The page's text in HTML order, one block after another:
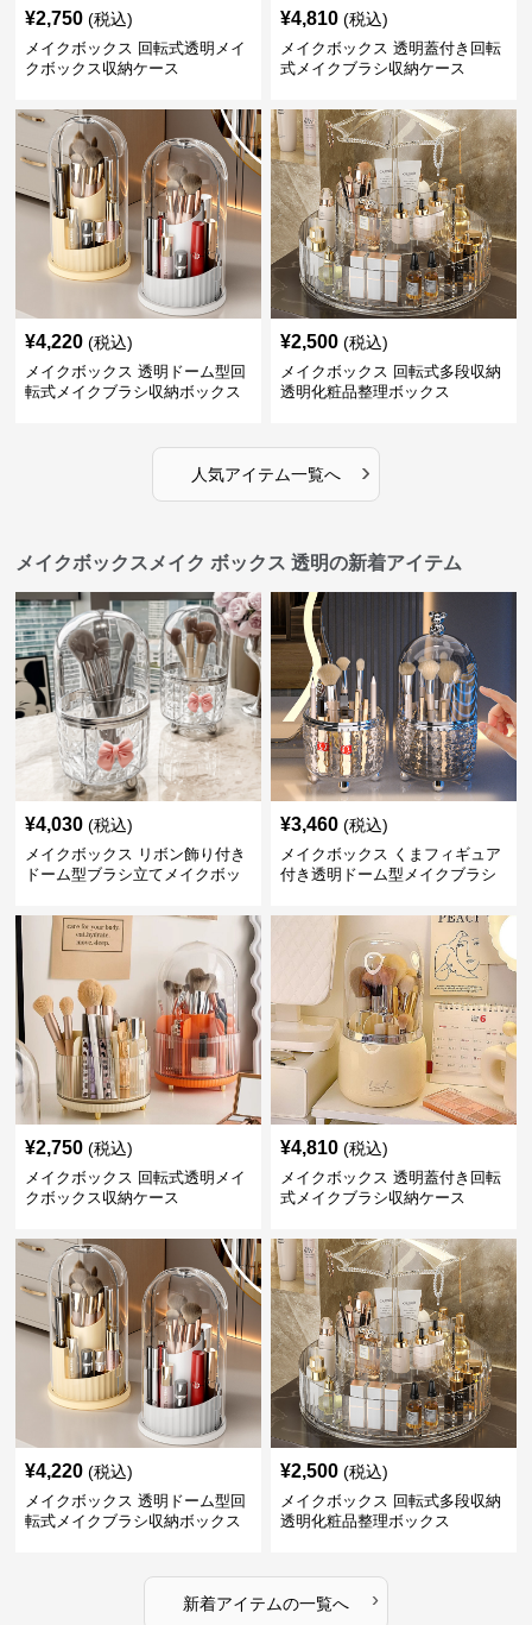
¥2,750 (税込)
メイクボックス 回転式透明メイ
クボックス収納ケース
¥4,810 (税込)
メイクボックス 透明蓋付き回転
式メイクブラシ収納ケース
¥4,220 (税込)
メイクボックス 透明ドーム型回
転式メイクブラシ収納ボックス
¥2,500 (税込)
メイクボックス 回転式多段収納
透明化粧品整理ボックス
人気アイテム一覧へ ›
メイクボックスメイク ボックス 透明の新着アイテム
¥4,030 (税込)
メイクボックス リボン飾り付き
ドーム型ブラシ立てメイクボッ
¥3,460 (税込)
メイクボックス くまフィギュア
付き透明ドーム型メイクブラシ
¥2,750 (税込)
メイクボックス 回転式透明メイ
クボックス収納ケース
¥4,810 (税込)
メイクボックス 透明蓋付き回転
式メイクブラシ収納ケース
¥4,220 (税込)
メイクボックス 透明ドーム型回
転式メイクブラシ収納ボックス
¥2,500 (税込)
メイクボックス 回転式多段収納
透明化粧品整理ボックス
新着アイテムの一覧へ ›